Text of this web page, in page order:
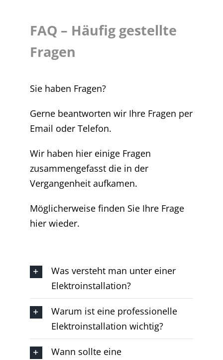
FAQ – Häufig gestellte
Fragen
Sie haben Fragen?
Gerne beantworten wir Ihre Fragen per
Email oder Telefon.
Wir haben hier einige Fragen
zusammengefasst die in der
Vergangenheit aufkamen.
Möglicherweise finden Sie Ihre Frage
hier wieder.
Was versteht man unter einer
Elektroinstallation?
Warum ist eine professionelle
Elektroinstallation wichtig?
Wann sollte eine